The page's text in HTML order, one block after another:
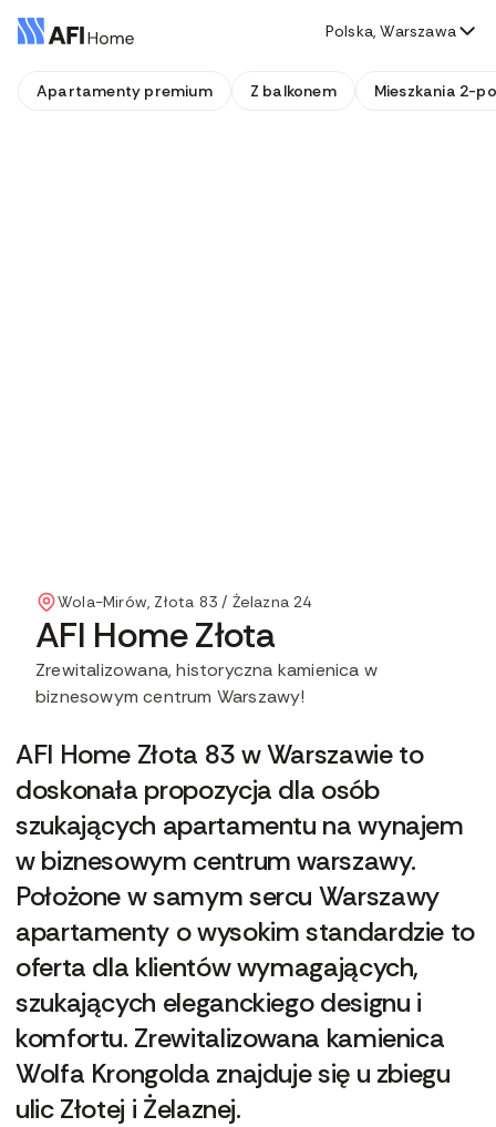
Polska, Warszawa
Apartamenty premium Z balkonem Mieszkania 2-
Wola-Mirów, Złota 83 / Żelazna 24
AFI Home Złota
Zrewitalizowana, historyczna kamienica w
biznesowym centrum Warszawy!
AFI Home Złota 83 w Warszawie to
doskonała propozycja dla osób
szukających apartamentu na wynajem
w biznesowym centrum warszawy.
Położone w samym sercu Warszawy
apartamenty o wysokim standardzie to
oferta dla klientów wymagających,
szukających eleganckiego designu i
komfortu. Zrewitalizowana kamienica
Wolfa Krongolda znajduje się u zbiegu
ulic Złotej i Żelaznej.